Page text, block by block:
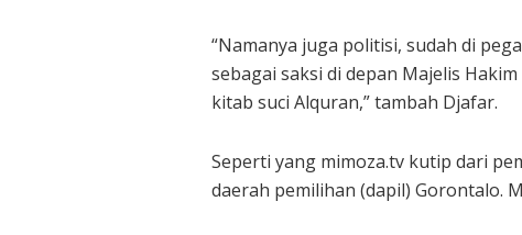
“Namanya juga politisi, sudah di
sebagai saksi di depan Majelis
kitab suci Alquran,” tambah Djafar.
Seperti yang mimoza.tv kutip dari
daerah pemilihan (dapil) Gorontalo.